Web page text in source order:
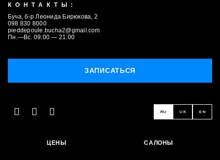
КОНТАКТЫ:
Буча, б-р Леонида Бирюкова, 2
098 830 8000
pieddepoule.bucha2@gmail.com
Пн.—Вс. 09:00 — 21:00
ЗАПИСАТЬСЯ
RU UK EN
ЦЕНЫ САЛОНЫ
ЗАПИСАТЬСЯ